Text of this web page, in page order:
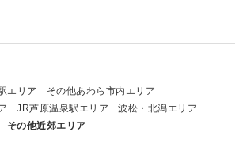
エリア
その他あわら市内エリア
JR芦原温泉駅エリア
波松・北潟エリア
その他近郊エリア